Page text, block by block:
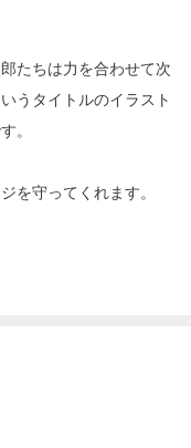
たちは力を合わせて次
うタイトルのイラスト
。
を守ってくれます。